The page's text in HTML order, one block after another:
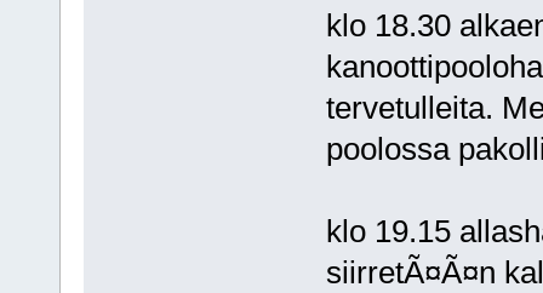
klo 18.30
tervetulleita.
poolossa
klo 19.15
siirretÃ¤Ã¤n